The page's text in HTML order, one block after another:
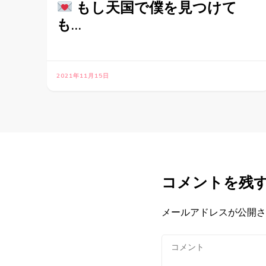
もし天国で僕を見つけて
も…
2021年11月15日
コメントを残
メールアドレスが公開